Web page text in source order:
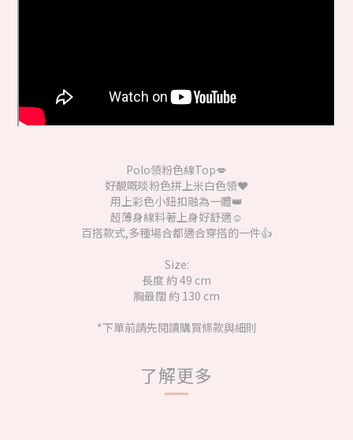
Polo領粉色線Top💋
好靚嘅啖粉色拼上米白色領❤️
用上彩色小鈕扣融為一體👑
超薄身線料著上身好舒適☺️
百搭款式,多種場合都適合穿搭的一件👍
Size:
長度 約 49 cm
胸最闊 約 130 cm
*下單前請先閱讀購買條款與細則
了解更多